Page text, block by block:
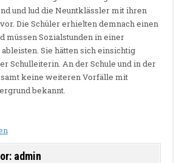
und lud die Neuntklässler mit ihren
Die Schüler erhielten demnach einen
müssen Sozialstunden in einer
Sie hätten sich einsichtig
Schulleiterin. An der Schule und in der
keine weiteren Vorfälle mit
bekannt.
admin